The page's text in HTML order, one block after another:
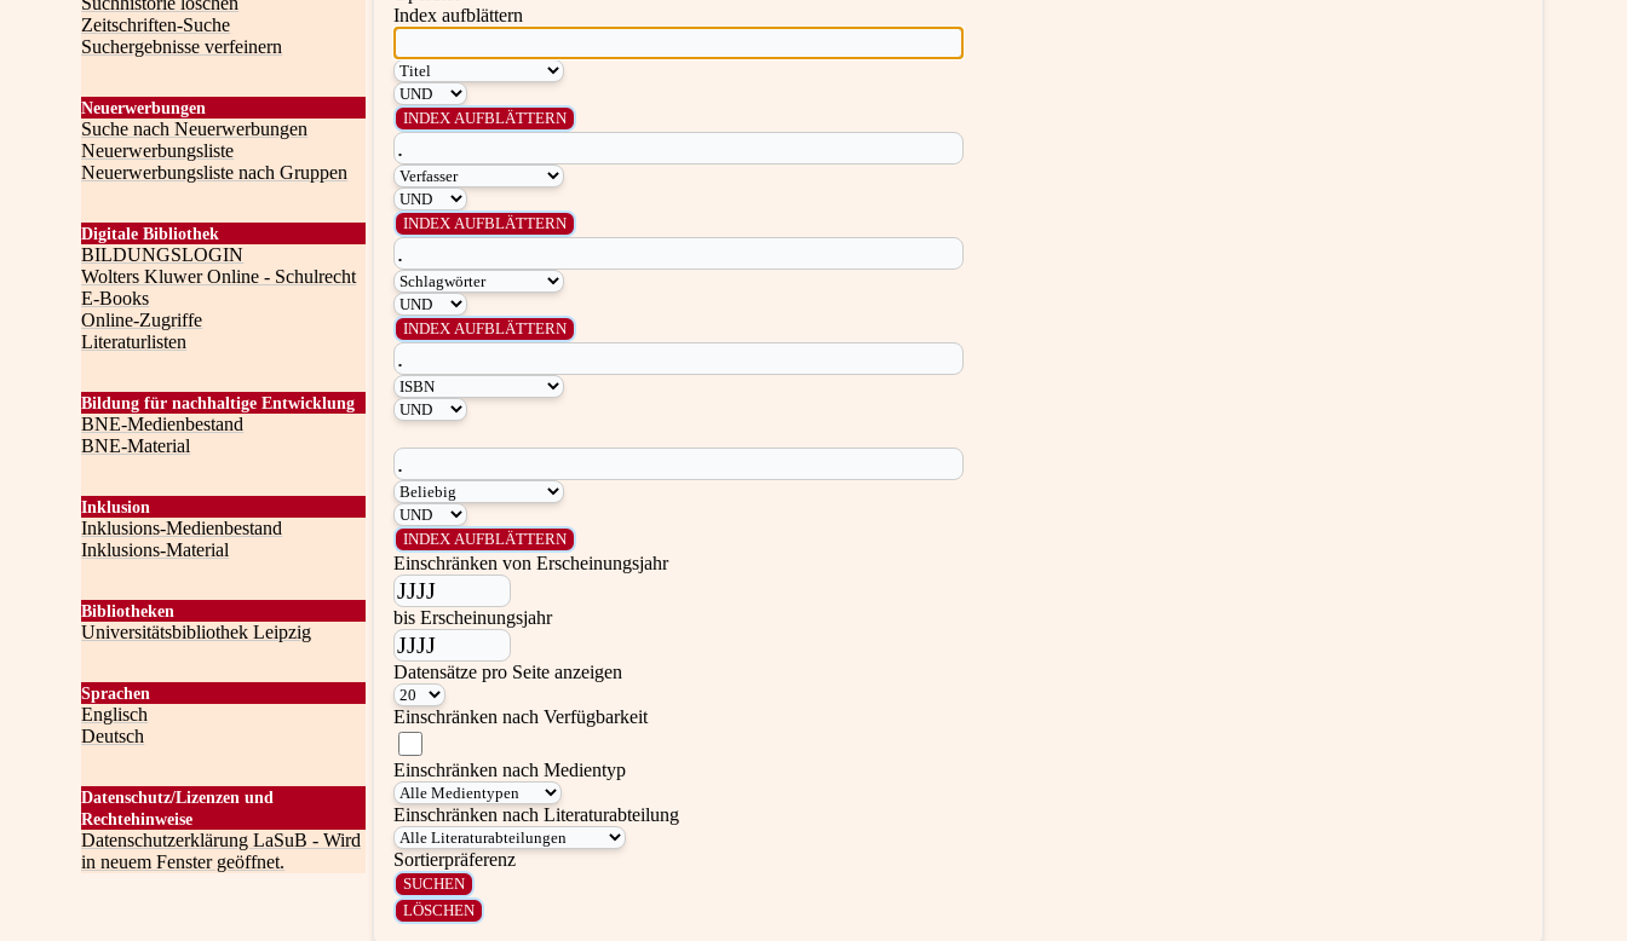
Zeitschriften-Suche
Suchergebnisse verfeinern
Neuerwerbungen
Suche nach Neuerwerbungen
Neuerwerbungsliste
Neuerwerbungsliste nach Gruppen
Digitale Bibliothek
BILDUNGSLOGIN
Wolters Kluwer Online - Schulrecht
E-Books
Online-Zugriffe
Literaturlisten
Bildung für nachhaltige Entwicklung
BNE-Medienbestand
BNE-Material
Inklusion
Inklusions-Medienbestand
Inklusions-Material
Bibliotheken
Universitätsbibliothek Leipzig
Sprachen
Englisch
Deutsch
Datenschutz/Lizenzen und
Rechtehinweise
Datenschutzerklärung LaSuB - Wird
in neuem Fenster geöffnet.
Index aufblättern
Einschränken von Erscheinungsjahr
bis Erscheinungsjahr
Datensätze pro Seite anzeigen
Einschränken nach Verfügbarkeit
Einschränken nach Medientyp
Einschränken nach Literaturabteilung
Sortierpräferenz